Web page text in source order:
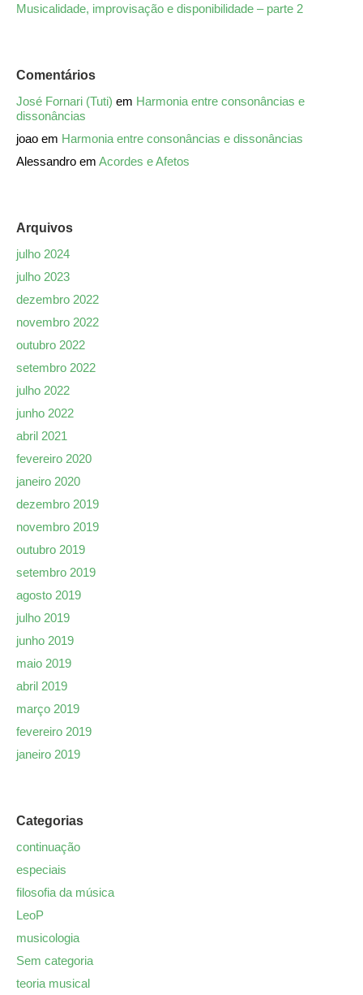
Musicalidade, improvisação e disponibilidade – parte 2
Comentários
José Fornari (Tuti) em Harmonia entre consonâncias e
dissonâncias
joao em Harmonia entre consonâncias e dissonâncias
Alessandro em Acordes e Afetos
Arquivos
julho 2024
julho 2023
dezembro 2022
novembro 2022
outubro 2022
setembro 2022
julho 2022
junho 2022
abril 2021
fevereiro 2020
janeiro 2020
dezembro 2019
novembro 2019
outubro 2019
setembro 2019
agosto 2019
julho 2019
junho 2019
maio 2019
abril 2019
março 2019
fevereiro 2019
janeiro 2019
Categorias
continuação
especiais
filosofia da música
LeoP
musicologia
Sem categoria
teoria musical